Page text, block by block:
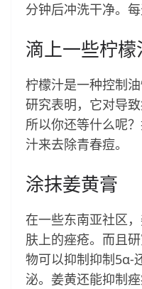
分钟后冲洗干净。每
滴上一些柠檬
柠檬汁是一种控制
研究表明，它对导
所以你还等什么呢
汁来去除青春痘。
涂抹姜黄膏
在一些东南亚社区
肤上的痤疮。而且
物可以抑制抑制5α-
泌。姜黄还能抑制